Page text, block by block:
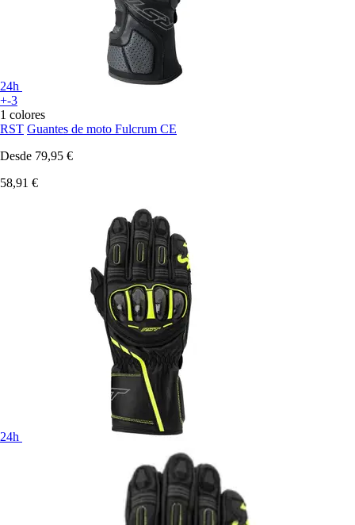
24h
+-3
1 colores
RST Guantes de moto Fulcrum CE
Desde 79,95 €
58,91 €
24h